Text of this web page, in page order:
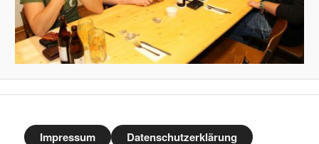
Impressum Datenschutzerklärung